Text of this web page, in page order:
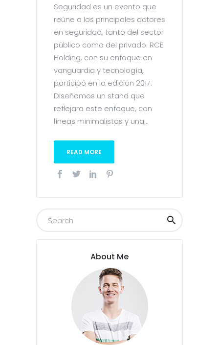
Seguridad es un evento que
reúne a los principales actores
en seguridad, tanto del sector
público como del privado. RCE
Holding, con su enfoque en
vanguardia y tecnología,
participó en la edición 2017.
Diseñamos un stand que
reflejara este enfoque, con
líneas minimalistas y una...
READ MORE
About Me